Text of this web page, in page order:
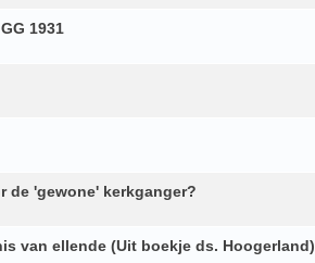
1931
de 'gewone' kerkganger?
van ellende (Uit boekje ds. Hoogerland)